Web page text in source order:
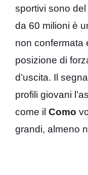
sportivi sono del
da 60 milioni è
non confermata
posizione di
d’uscita. Il
profili giovani
come il Como
grandi, almeno